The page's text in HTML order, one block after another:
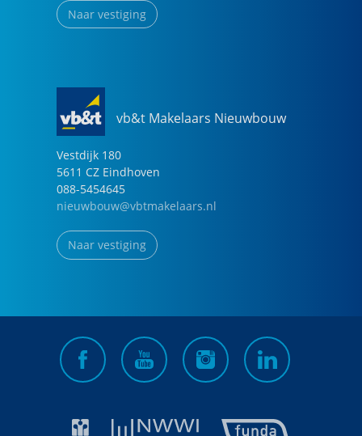
Naar vestiging
vb&t Makelaars Nieuwbouw
Vestdijk 180
5611 CZ Eindhoven
088-5454645
nieuwbouw@vbtmakelaars.nl
Naar vestiging